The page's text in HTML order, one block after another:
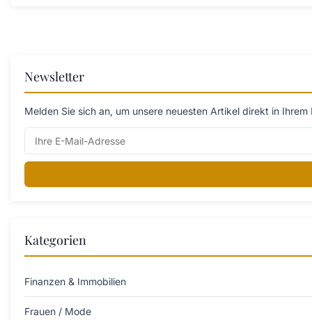
Newsletter
Melden Sie sich an, um unsere neuesten Artikel direkt in
Kategorien
Finanzen & Immobilien
Frauen / Mode